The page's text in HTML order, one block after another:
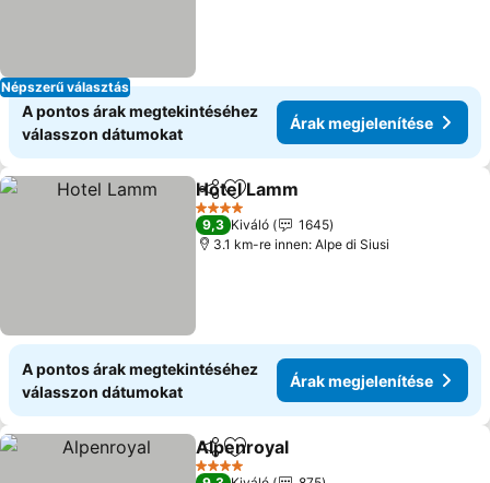
Népszerű választás
A pontos árak megtekintéséhez
válasszon dátumokat
Árak megjelenítése
Megosztás
Hozzáadás a kedvencekhez
Hotel Lamm
4 Kategória
9,3 Kiváló
1645
3.1 km-re innen: Alpe di Siusi
A pontos árak megtekintéséhez
válasszon dátumokat
Árak megjelenítése
Megosztás
Hozzáadás a kedvencekhez
Alpenroyal
4 Kategória